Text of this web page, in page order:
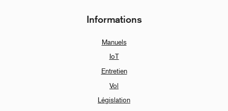
Informations
Manuels
IoT
Entretien
Vol
Législation